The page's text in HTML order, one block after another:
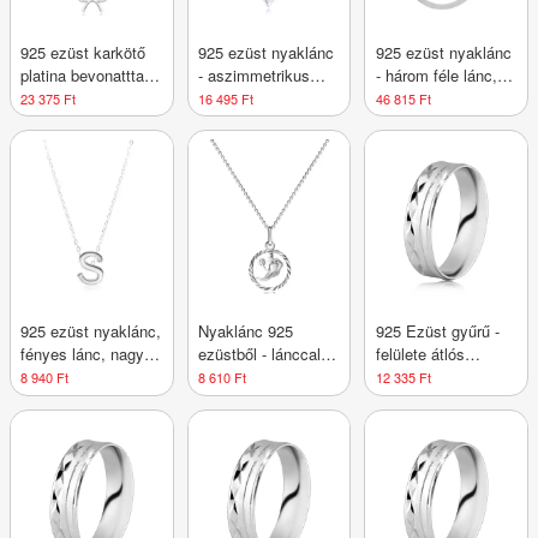
925 ezüst karkötő
platina bevonatttal-
masni átlátszó
gyémántokkal
23 375 Ft
925 ezüst nyaklánc
- aszimmetrikus
szív, váll hasított
rész, szív cirkónia
16 495 Ft
925 ezüst nyaklánc
- három féle lánc,
fényes csillagok,
állítható
46 815 Ft
925 ezüst nyaklánc,
fényes lánc, nagy
nyomtatott S betű
8 940 Ft
Nyaklánc 925
ezüstből - lánccal
és Szűz
csillagjeggyel
8 610 Ft
925 Ezüst gyűrű -
felülete átlós
kerekített éllel, X
alakú
vékony vonalakkal -
Nagyság_ 49
12 335 Ft